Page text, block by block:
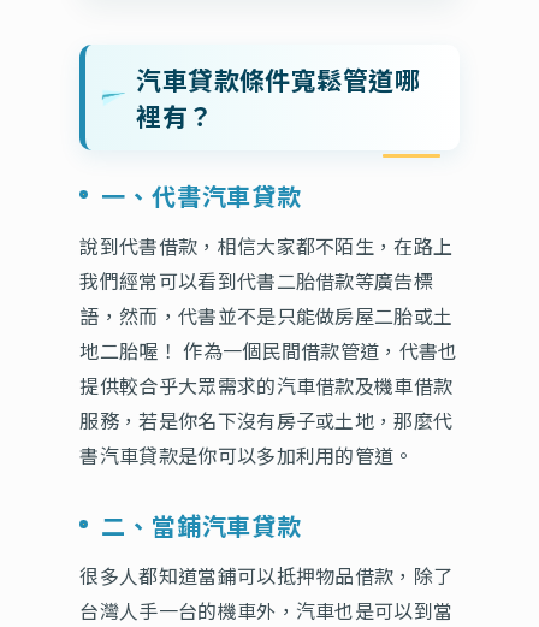
汽車貸款條件寬鬆管道哪
裡有？
一、代書汽車貸款
說到代書借款，相信大家都不陌生，在路上
我們經常可以看到代書二胎借款等廣告標
語，然而，代書並不是只能做房屋二胎或土
地二胎喔！ 作為一個民間借款管道，代書也
提供較合乎大眾需求的汽車借款及機車借款
服務，若是你名下沒有房子或土地，那麼代
書汽車貸款是你可以多加利用的管道。
二、當鋪汽車貸款
很多人都知道當鋪可以抵押物品借款，除了
台灣人手一台的機車外，汽車也是可以到當